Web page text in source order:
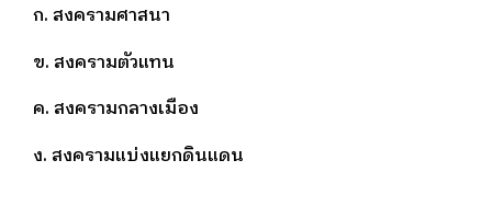
ก. สงครามศาสนา
ข. สงครามตัวแทน
ค. สงครามกลางเมือง
ง. สงครามแบ่งแยกดินแดน